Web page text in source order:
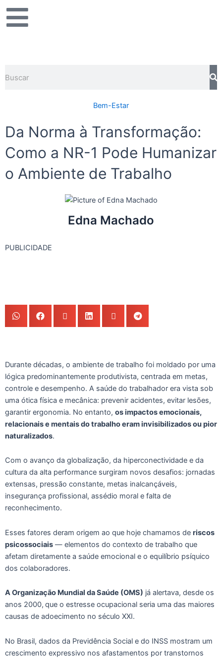
para
Bem-Estar
Da Norma à Transformação:
Como a NR-1 Pode Humanizar
o Ambiente de Trabalho
Edna Machado
PUBLICIDADE
Durante décadas, o ambiente de trabalho foi moldado por uma
lógica predominantemente produtivista, centrada em metas,
controle e desempenho. A saúde do trabalhador era vista sob
uma ótica física e mecânica: prevenir acidentes, evitar lesões,
garantir ergonomia. No entanto, os impactos emocionais,
relacionais e mentais do trabalho eram invisibilizados ou pior
naturalizados.
Com o avanço da globalização, da hiperconectividade e da
cultura da alta performance surgiram novos desafios: jornadas
extensas, pressão constante, metas inalcançáveis,
insegurança profissional, assédio moral e falta de
reconhecimento.
Esses fatores deram origem ao que hoje chamamos de riscos
psicossociais — elementos do contexto de trabalho que
afetam diretamente a saúde emocional e o equilíbrio psíquico
dos colaboradores.
A Organização Mundial da Saúde (OMS) já alertava, desde os
anos 2000, que o estresse ocupacional seria uma das maiores
causas de adoecimento no século XXI.
No Brasil, dados da Previdência Social e do INSS mostram um
crescimento expressivo nos afastamentos por transtornos